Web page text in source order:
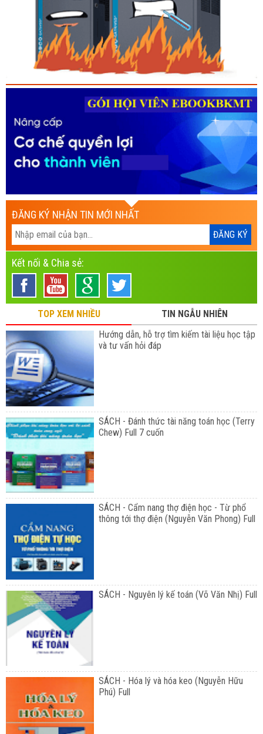
ĐĂNG KÝ NHẬN TIN MỚI NHẤT
Kết nối & Chia sẻ:
TOP XEM NHIỀU
TIN NGẪU NHIÊN
Hướng dẫn, hỗ trợ tìm kiếm tài liệu học tập
và tư vấn hỏi đáp
SÁCH - Đánh thức tài năng toán học (Terry
Chew) Full 7 cuốn
SÁCH - Cẩm nang thợ điện học - Từ phổ
thông tới thợ điện (Nguyễn Văn Phong) Full
SÁCH - Nguyên lý kế toán (Võ Văn Nhị) Full
SÁCH - Hóa lý và hóa keo (Nguyễn Hữu
Phú) Full